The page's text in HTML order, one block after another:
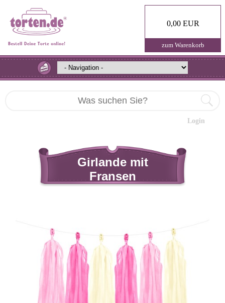
0,00 EUR
zum Warenkorb
Login
Girlande mit
Fransen